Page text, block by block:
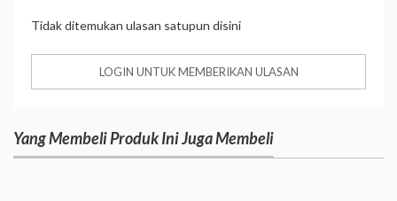
Tidak ditemukan ulasan satupun disini
LOGIN UNTUK MEMBERIKAN ULASAN
Yang Membeli Produk Ini Juga Membeli